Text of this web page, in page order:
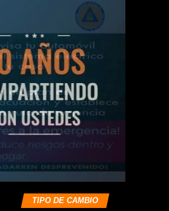
TIPO DE CAMBIO